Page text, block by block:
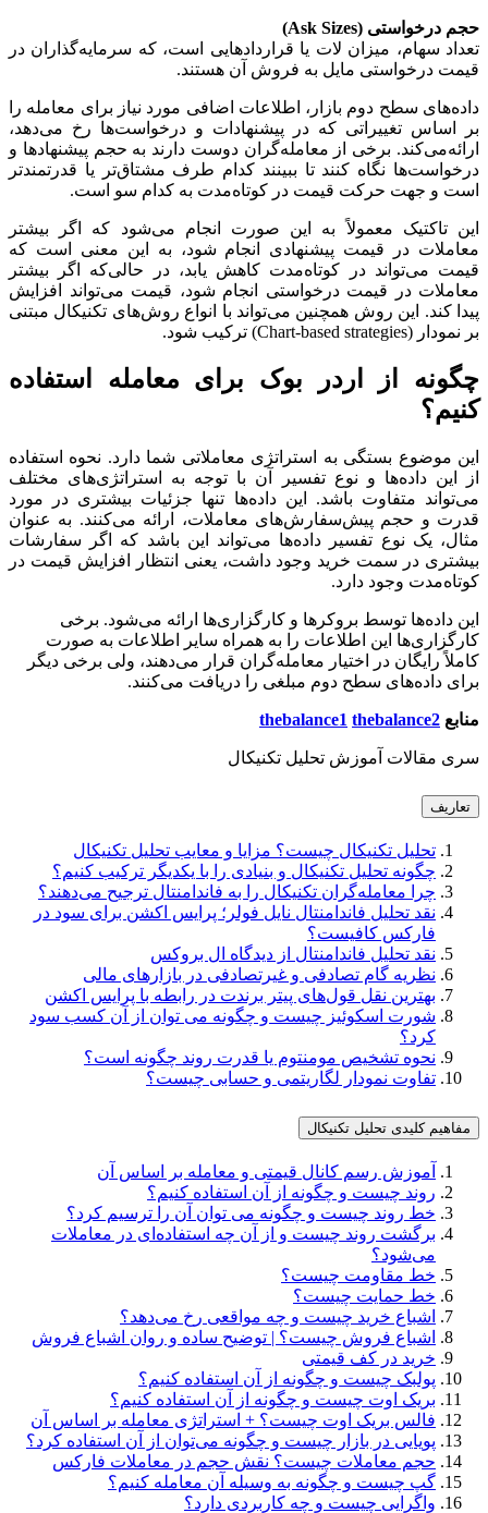
حجم درخواستی (Ask Sizes
)
تعداد سهام، میزان لات‌ یا قراردادهایی است، که سرمایه‌گذاران در
قیمت درخواستی مایل به فروش آن هستند.
داده‌های سطح دوم بازار، اطلاعات اضافی مورد نیاز برای معامله را
بر اساس تغییراتی که در پیشنهادات و درخواست‌ها رخ می‌دهد،
ارائه‌می‌کند. برخی از معامله‌گران دوست دارند به حجم پیشنهادها و
درخواست‌ها نگاه کنند تا ببینند کدام طرف مشتاق‌تر یا قدرتمندتر
است و جهت حرکت قیمت در کوتاه‌مدت به کدام سو است.
این تاکتیک معمولاً به این صورت انجام می‌شود که اگر بیشتر
معاملات در قیمت پیشنهادی انجام شود، به این معنی است که
قیمت می‌تواند در کوتاه‌مدت کاهش یابد، در حالی‌که اگر بیشتر
معاملات در قیمت درخواستی انجام شود، قیمت می‌تواند افزایش
پیدا کند. این روش‌ همچنین می‌تواند با انواع روش‌های تکنیکال مبتنی
بر نمودار (Chart-based strategies) ترکیب شود.
چگونه از اردر بوک برای معامله استفاده
کنیم؟
این موضوع بستگی به استراتژی معاملاتی شما دارد. نحوه استفاده
از این داده‌ها و نوع تفسیر آن با توجه به استراتژی‌های مختلف
می‌تواند متفاوت باشد. این داده‌ها تنها جزئیات بیشتری در مورد
قدرت و حجم پیش‌سفارش‌های معاملات، ارائه می‌کنند. به عنوان
مثال، یک نوع تفسیر داده‌ها می‌تواند این باشد که اگر سفارشات
بیشتری در سمت خرید وجود داشت، یعنی انتظار افزایش قیمت در
کوتاه‌مدت وجود دارد.
این داده‌ها توسط بروکرها و کارگزاری‌ها ارائه می‌شود. برخی
کارگزاری‌ها این اطلاعات را به همراه سایر اطلاعات به صورت
کاملاً رایگان در اختیار معامله‌گران قرار می‌دهند، ولی برخی دیگر
برای داده‌های سطح دوم مبلغی را دریافت می‌کنند.
منابع thebalance1 thebalance2
سری مقالات آموزش تحلیل تکنیکال
تعاریف
تحلیل تکنیکال چیست؟ مزایا و معایب تحلیل تکنیکال
چگونه تحلیل تکنیکال و بنیادی را با یکدیگر ترکیب کنیم؟
چرا معامله‌گران تکنیکال را به فاندامنتال ترجیح می‌دهند؟
نقد تحلیل فاندامنتال نایل فولر؛ پرایس اکشن برای سود در
فارکس کافیست؟
نقد تحلیل فاندامنتال از دیدگاه ال بروکس
نظریه گام تصادفی و غیرتصادفی در بازارهای مالی
بهترین نقل قول‌های پیتر برندت در رابطه با پرایس اکشن
شورت اسکوئیز چیست و چگونه می توان از آن کسب سود
کرد؟
نحوه تشخیص مومنتوم یا قدرت روند چگونه است؟
تفاوت نمودار لگاریتمی و حسابی چیست؟
مفاهیم کلیدی تحلیل تکنیکال
آموزش رسم کانال قیمتی و معامله بر اساس آن
روند چیست و چگونه از آن استفاده کنیم؟
خط روند چیست و چگونه می توان آن را ترسیم کرد؟
برگشت روند چیست و از آن چه استفاده‌ای در معاملات
می‌شود؟
خط مقاومت چیست؟
خط حمایت چیست؟
اشباع خرید چیست و چه مواقعی رخ می‌دهد؟
اشباع فروش چیست؟ | توضیح ساده و روان اشباع فروش
خرید در کف قیمتی
پولبک چیست و چگونه از آن استفاده کنیم؟
بریک اوت چیست و چگونه از آن استفاده کنیم؟
فالس بریک اوت چیست؟ + استراتژی معامله بر اساس آن
پویایی در بازار چیست و چگونه می‌توان از آن استفاده کرد؟
حجم معاملات چیست؟ نقش حجم در معاملات فارکس
گپ چیست و چگونه به وسیله آن معامله کنیم؟
واگرایی چیست و چه کاربردی دارد؟